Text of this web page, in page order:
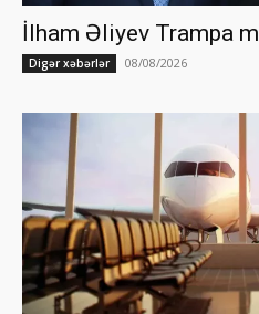
İlham Əliyev Trampa
Digər xəbərlər 08/08/2026